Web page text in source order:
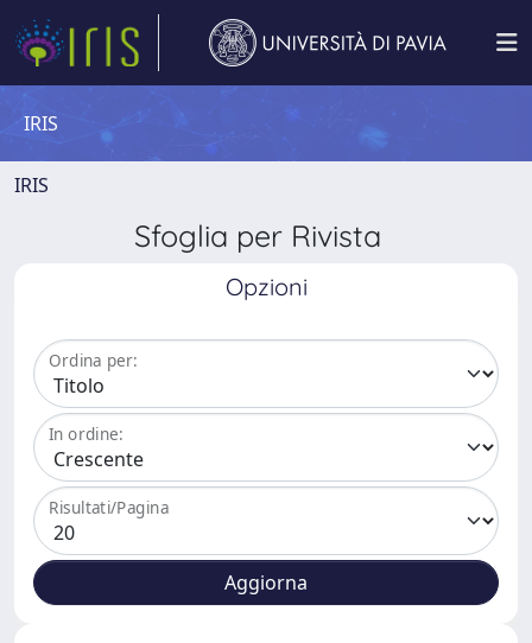
IRIS
IRIS
Sfoglia per Rivista
Opzioni
Ordina per:
In ordine:
Risultati/Pagina